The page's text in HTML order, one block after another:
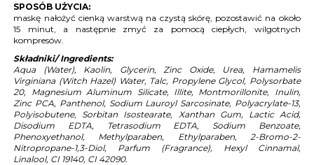
SPOSÓB UŻYCIA:
maskę nałożyć cienką warstwą na czystą skórę, pozostawić na około
15 minut, a następnie zmyć za pomocą ciepłych, wilgotnych
kompresów.
Składniki/ Ingredients:
Aqua (Water), Kaolin, Glycerin, Zinc Oxide, Urea, Hamamelis
Virginiana (Witch Hazel) Water, Talc, Propylene Glycol, Polysorbate
20, Magnesium Aluminum Silicate, Illite, Montmorillonite, Inulin,
Zinc PCA, Panthenol, Sodium Lauroyl Sarcosinate, Polyacrylate-13,
Polyisobutene, Sorbitan Isostearate, Xanthan Gum, Lactic Acid,
Disodium EDTA, Tetrasodium EDTA, Sodium Benzoate,
Phenoxyethanol, Methylparaben, Ethylparaben, 2-Bromo-2-
Nitropropane-1,3-Diol, Parfum (Fragrance), Hexyl Cinnamal,
Linalool, CI 19140, CI 42090.